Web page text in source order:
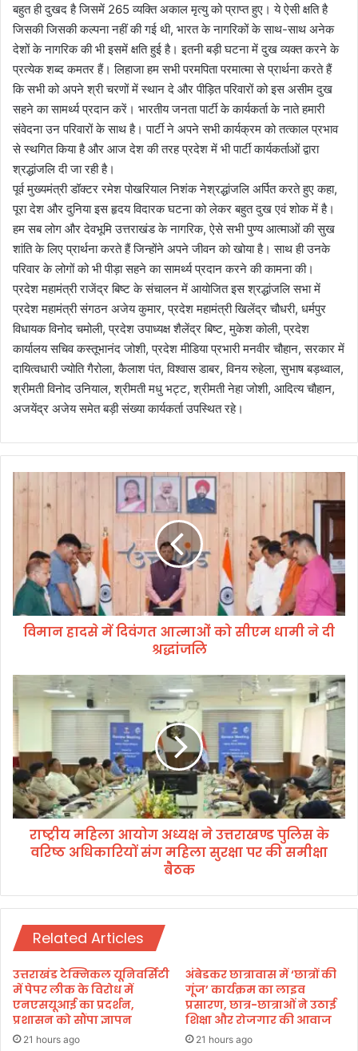
बहुत ही दुखद है जिसमें 265 व्यक्ति अकाल मृत्यु को प्राप्त हुए। ये ऐसी क्षति है
जिसकी जिसकी कल्पना नहीं की गई थी, भारत के नागरिकों के साथ-साथ अनेक
देशों के नागरिक की भी इसमें क्षति हुई है। इतनी बड़ी घटना में दुख व्यक्त करने के
प्रत्येक शब्द कमतर हैं। लिहाजा हम सभी परमपिता परमात्मा से प्रार्थना करते हैं
कि सभी को अपने श्री चरणों में स्थान दे और पीड़ित परिवारों को इस असीम दुख
सहने का सामर्थ्य प्रदान करें। भारतीय जनता पार्टी के कार्यकर्ता के नाते हमारी
संवेदना उन परिवारों के साथ है। पार्टी ने अपने सभी कार्यक्रम को तत्काल प्रभाव
से स्थगित किया है और आज देश की तरह प्रदेश में भी पार्टी कार्यकर्ताओं द्वारा
श्रद्धांजलि दी जा रही है।
पूर्व मुख्यमंत्री डॉक्टर रमेश पोखरियाल निशंक नेश्रद्धांजलि अर्पित करते हुए कहा,
पूरा देश और दुनिया इस हृदय विदारक घटना को लेकर बहुत दुख एवं शोक में है।
हम सब लोग और देवभूमि उत्तराखंड के नागरिक, ऐसे सभी पुण्य आत्माओं की सुख
शांति के लिए प्रार्थना करते हैं जिन्होंने अपने जीवन को खोया है। साथ ही उनके
परिवार के लोगों को भी पीड़ा सहने का सामर्थ्य प्रदान करने की कामना की।
प्रदेश महामंत्री राजेंद्र बिष्ट के संचालन में आयोजित इस श्रद्धांजलि सभा में
प्रदेश महामंत्री संगठन अजेय कुमार, प्रदेश महामंत्री खिलेंद्र चौधरी, धर्मपुर
विधायक विनोद चमोली, प्रदेश उपाध्यक्ष शैलेंद्र बिष्ट, मुकेश कोली, प्रदेश
कार्यालय सचिव कस्तूभानंद जोशी, प्रदेश मीडिया प्रभारी मनवीर चौहान, सरकार में
दायित्वधारी ज्योति गैरोला, कैलाश पंत, विश्वास डाबर, विनय रुहेला, सुभाष बड़थ्वाल,
श्रीमती विनोद उनियाल, श्रीमती मधु भट्ट, श्रीमती नेहा जोशी, आदित्य चौहान,
अजयेंद्र अजेय समेत बड़ी संख्या कार्यकर्ता उपस्थित रहे।
दि
वं
को
म
धा
मी
ने
लि
विमान हादसे में दिवंगत आत्माओं को सीएम धामी ने दी
श्रद्धांजलि
य
हि
ला
आ
यो
ग
उ
रा
ख
ण्ड
पु
लि
स
के
राष्ट्रीय महिला आयोग अध्यक्ष ने उत्तराखण्ड पुलिस के
वरिष्ठ अधिकारियों संग महिला सुरक्षा पर की समीक्षा
बैठक
Related Articles
उत्तराखंड टेक्निकल यूनिवर्सिटी
में पेपर लीक के विरोध में
एनएसयूआई का प्रदर्शन,
प्रशासन को सौंपा ज्ञापन
21 hours ago
अंबेडकर छात्रावास में ‘छात्रों की
गूंज’ कार्यक्रम का लाइव
प्रसारण, छात्र-छात्राओं ने उठाई
शिक्षा और रोजगार की आवाज
21 hours ago